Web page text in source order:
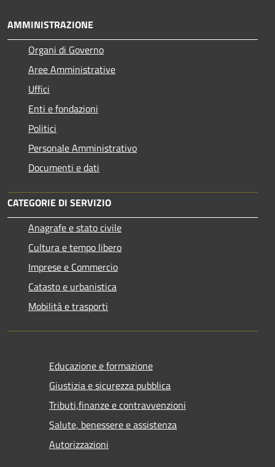
AMMINISTRAZIONE
Organi di Governo
Aree Amministrative
Uffici
Enti e fondazioni
Politici
Personale Amministrativo
Documenti e dati
CATEGORIE DI SERVIZIO
Anagrafe e stato civile
Cultura e tempo libero
Imprese e Commercio
Catasto e urbanistica
Mobilità e trasporti
Educazione e formazione
Giustizia e sicurezza pubblica
Tributi,finanze e contravvenzioni
Salute, benessere e assistenza
Autorizzazioni